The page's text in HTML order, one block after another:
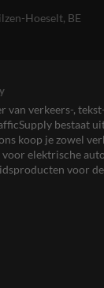
Hoeselt, BE
van verkeers-,
bestaat
koop je zowel
elektrische
voor